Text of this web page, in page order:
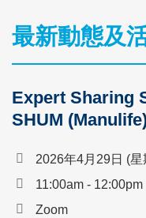
Text
最新動態及
Expert Sharing
SHUM
2026年4月29日 (星
11:00am - 12:00pm
Zoom